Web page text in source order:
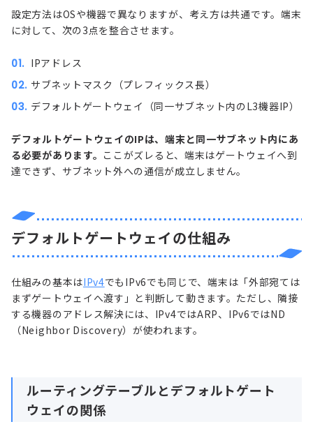
設定方法はOSや機器で異なりますが、考え方は共通です。端末
に対して、次の3点を整合させます。
IPアドレス
サブネットマスク（プレフィックス長）
デフォルトゲートウェイ（同一サブネット内のL3機器IP）
デフォルトゲートウェイのIPは、端末と同一サブネット内にあ
る必要があります。 ここがズレると、端末はゲートウェイへ到
達できず、サブネット外への通信が成立しません。
デフォルトゲートウェイの仕組み
仕組みの基本はIPv4でもIPv6でも同じで、端末は「外部宛ては
まずゲートウェイへ渡す」と判断して動きます。ただし、隣接
する機器のアドレス解決には、IPv4ではARP、IPv6ではND
（Neighbor Discovery）が使われます。
ルーティングテーブルとデフォルトゲート
ウェイの関係